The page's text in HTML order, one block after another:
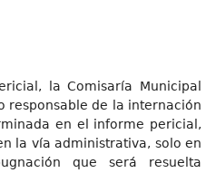
la Comisaría Municipal
responsable de la internación
en el informe pericial,
la vía administrativa, solo en
que será resuelta